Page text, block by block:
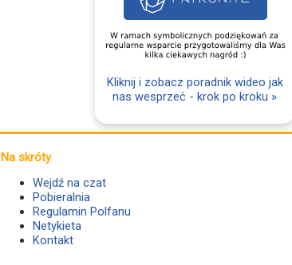
Kliknij i zobacz poradnik wideo jak
nas wesprzeć - krok po kroku »
Na skróty
Wejdź na czat
Pobieralnia
Regulamin Polfanu
Netykieta
Kontakt